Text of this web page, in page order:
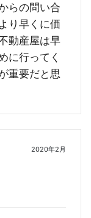
らの問い合
り早くに価
動産屋は早
に行ってく
重要だと思
2020年2月